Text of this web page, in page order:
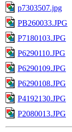
p7303507.jpg
PB260033.JPG
P7180103.JPG
P6290110.JPG
P6290109.JPG
P6290108.JPG
P4192130.JPG
P2080013.JPG